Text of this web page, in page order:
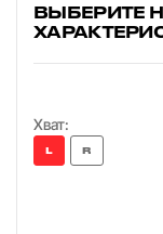
ВЫБЕРИТЕ
Хват:
L R